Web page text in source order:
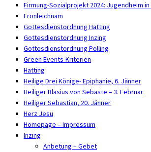
Firmung-Sozialprojekt 2024: Jugendheim in
Fronleichnam
Gottesdienstordnung Hatting
Gottesdienstordnung Inzing
Gottesdienstordnung Polling
Green Events-Kriterien
Hatting
Heilige Drei Könige- Epiphanie, 6. Jänner
Heiliger Blasius von Sebaste – 3. Februar
Heiliger Sebastian, 20. Jänner
Herz Jesu
Homepage – Impressum
Inzing
Anbetung – Gebet